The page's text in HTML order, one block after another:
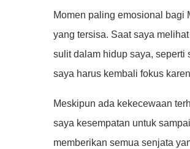
Momen paling emosional bagi
yang tersisa. Saat saya
sulit dalam hidup saya, seperti
saya harus kembali fokus
Meskipun ada kekecewaan
saya kesempatan untuk
memberikan semua senjata